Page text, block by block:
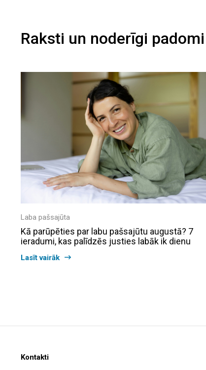
Raksti un noderīgi padomi
Laba pašsajūta
Kā parūpēties par labu pašsajūtu augustā? 7
ieradumi, kas palīdzēs justies labāk ik dienu
Lasīt vairāk
Kontakti